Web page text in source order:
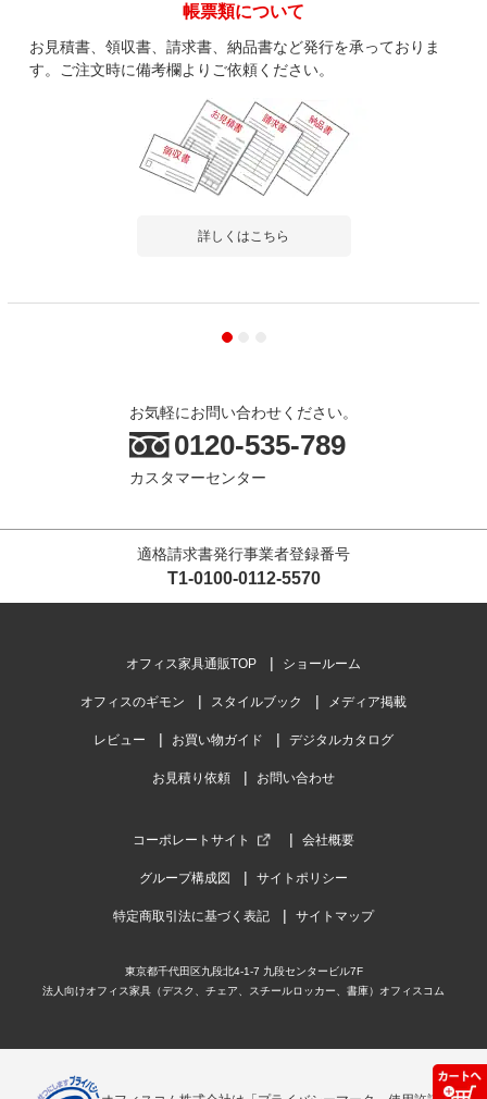
帳票類について
お見積書、領収書、請求書、納品書など発行を承っておりま
す。ご注文時に備考欄よりご依頼ください。
詳しくはこちら
お気軽にお問い合わせください。
0120-535-789
カスタマーセンター
適格請求書発行事業者登録番号
T1-0100-0112-5570
オフィス家具通販TOP ショールーム
オフィスのギモン スタイルブック メディア掲載
レビュー お買い物ガイド デジタルカタログ
お見積り依頼 お問い合わせ
コーポレートサイト 会社概要
グループ構成図 サイトポリシー
特定商取引法に基づく表記 サイトマップ
東京都千代田区九段北4-1-7 九段センタービル7F
法人向けオフィス家具（デスク、チェア、スチールロッカー、書庫）オフィスコム